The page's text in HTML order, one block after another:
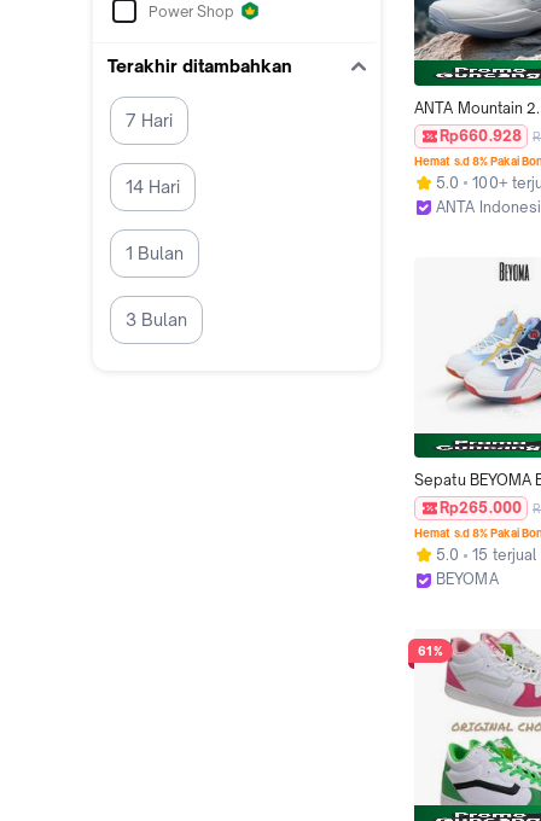
Power Shop
Terakhir ditambahkan
7 Hari
14 Hari
1 Bulan
3 Bulan
ANTA Mountain
Basket Pria Sports
Sneakers Men
Shoes 1125B1604
Rp660.928
Hemat s.d 8% Pakai
5.0
100+
ANTA
Sepatu BEYOMA
Olahraga
Uniseks Kaki
Rp265.000
Hemat s.d 8% Pakai
5.0
15 terjual
BEYOMA
61%